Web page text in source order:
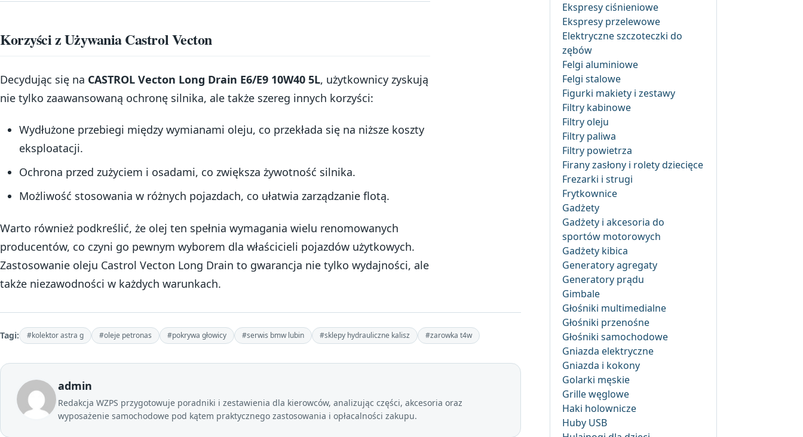
Korzyści z Używania Castrol Vecton
Decydując się na CASTROL Vecton Long Drain E6/E9 10W40 5L, użytkownicy zyskują
nie tylko zaawansowaną ochronę silnika, ale także szereg innych korzyści:
Wydłużone przebiegi między wymianami oleju, co przekłada się na niższe koszty
eksploatacji.
Ochrona przed zużyciem i osadami, co zwiększa żywotność silnika.
Możliwość stosowania w różnych pojazdach, co ułatwia zarządzanie flotą.
Warto również podkreślić, że olej ten spełnia wymagania wielu renomowanych
producentów, co czyni go pewnym wyborem dla właścicieli pojazdów użytkowych.
Zastosowanie oleju Castrol Vecton Long Drain to gwarancja nie tylko wydajności, ale
także niezawodności w każdych warunkach.
Tagi: #kolektor astra g #oleje petronas #pokrywa głowicy #serwis bmw lubin #sklepy hydrauliczne kalisz #zarowka t4w
admin
Redakcja WZPS przygotowuje poradniki i zestawienia dla kierowców, analizując części, akcesoria oraz
wyposażenie samochodowe pod kątem praktycznego zastosowania i opłacalności zakupu.
Ekspresy ciśnieniowe
Ekspresy przelewowe
Elektryczne szczoteczki do
zębów
Felgi aluminiowe
Felgi stalowe
Figurki makiety i zestawy
Filtry kabinowe
Filtry oleju
Filtry paliwa
Filtry powietrza
Firany zasłony i rolety dziecięce
Frezarki i strugi
Frytkownice
Gadżety
Gadżety i akcesoria do
sportów motorowych
Gadżety kibica
Generatory agregaty
Generatory prądu
Gimbale
Głośniki multimedialne
Głośniki przenośne
Głośniki samochodowe
Gniazda elektryczne
Gniazda i kokony
Golarki męskie
Grille węglowe
Haki holownicze
Huby USB